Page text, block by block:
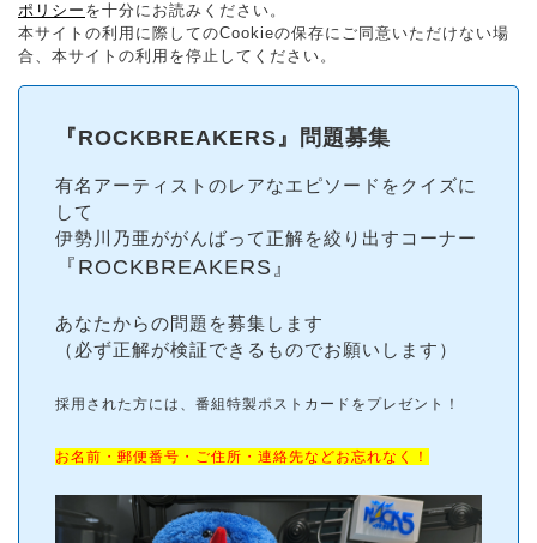
ポリシー を十分にお読みください。
本サイトの利用に際してのCookieの保存にご同意いただけない場
合、本サイトの利用を停止してください。
『ROCKBREAKERS』問題募集
有名アーティストのレアなエピソードをクイズに
して
伊勢川乃亜ががんばって正解を絞り出すコーナー
『ROCKBREAKERS』
あなたからの問題を募集します
（必ず正解が検証できるものでお願いします）
採用された方には、番組特製ポストカードをプレゼント！
お名前・郵便番号・ご住所・連絡先などお忘れなく！